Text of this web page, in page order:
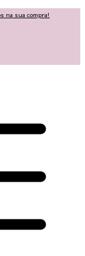
na sua compra!